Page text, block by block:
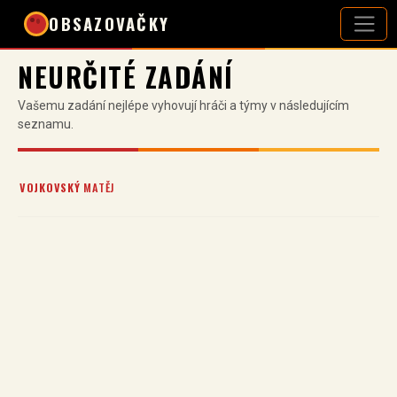
OBSAZOVAČKY
NEURČITÉ ZADÁNÍ
Vašemu zadání nejlépe vyhovují hráči a týmy v následujícím
seznamu.
VOJKOVSKÝ MATĚJ